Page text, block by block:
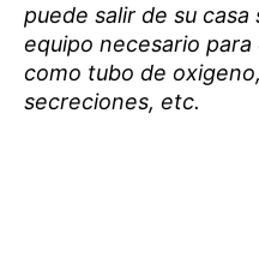
puede salir de su
equipo necesario
como tubo de
secreciones, etc.